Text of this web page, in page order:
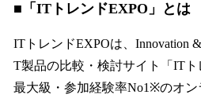
■「ITトレンドEXPO」とは
ITトレンドEXPOは、Innovation
T製品の比較・検討サイト「IT
最大級・参加経験率No1※のオ